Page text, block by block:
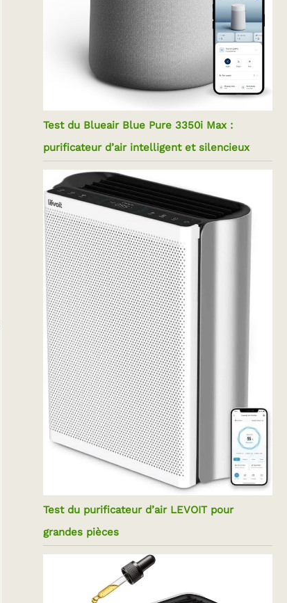
Test du Blueair Blue Pure 3350i Max :
purificateur d’air intelligent et silencieux
Test du purificateur d’air LEVOIT pour
grandes pièces